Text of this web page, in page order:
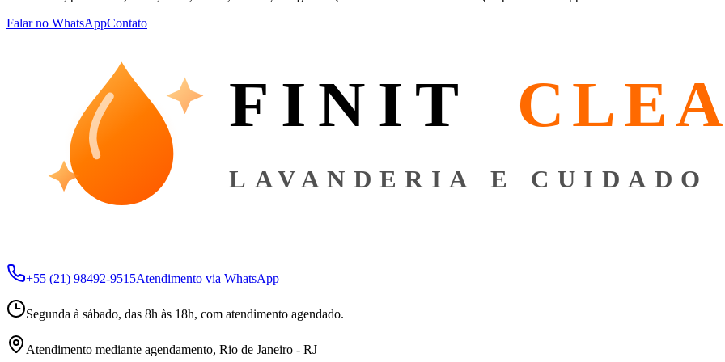
Falar no WhatsAppContato
FINIT
LAVANDERIA E CUIDADO
+55 (21) 98492-9515Atendimento via WhatsApp
Segunda à sábado, das 8h às 18h, com atendimento agendado.
Atendimento mediante agendamento, Rio de Janeiro - RJ